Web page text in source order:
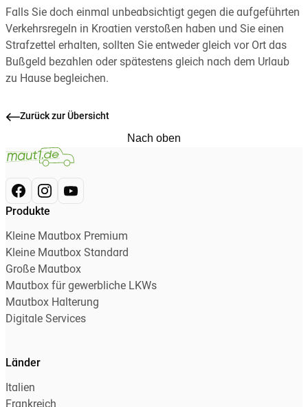
Falls Sie doch einmal unbeabsichtigt gegen die aufgeführten
Verkehrsregeln in Kroatien verstoßen haben und Sie einen
Strafzettel erhalten, sollten Sie entweder gleich vor Ort das
Bußgeld bezahlen oder spätestens gleich nach dem Urlaub
zu Hause begleichen.
Zurück zur Übersicht
Nach oben
Produkte
Kleine Mautbox Premium
Kleine Mautbox Standard
Große Mautbox
Mautbox für gewerbliche LKWs
Mautbox Halterung
Digitale Services
Länder
Italien